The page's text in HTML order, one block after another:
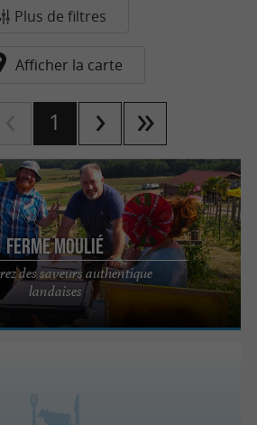
Plus de filtres
Afficher la carte
1
Ferme Moulié
des saveurs authentique
landaises